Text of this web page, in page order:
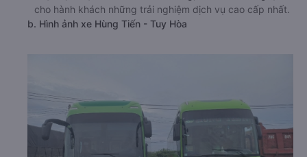
cho hành khách những trải nghiệm dịch vụ cao cấp nhất.
b. Hình ảnh xe Hùng Tiến - Tuy Hòa